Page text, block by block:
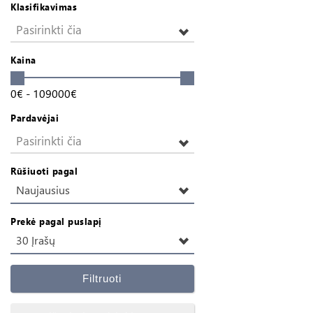
Klasifikavimas
Pasirinkti čia
Kaina
0€ - 109000€
Pardavėjai
Pasirinkti čia
Rūšiuoti pagal
Naujausius
Prekė pagal puslapį
30 Įrašų
Filtruoti